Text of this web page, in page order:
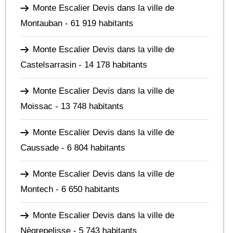
Monte Escalier Devis dans la ville de
Montauban - 61 919 habitants
Monte Escalier Devis dans la ville de
Castelsarrasin - 14 178 habitants
Monte Escalier Devis dans la ville de
Moissac - 13 748 habitants
Monte Escalier Devis dans la ville de
Caussade - 6 804 habitants
Monte Escalier Devis dans la ville de
Montech - 6 650 habitants
Monte Escalier Devis dans la ville de
Nègrepelisse - 5 743 habitants